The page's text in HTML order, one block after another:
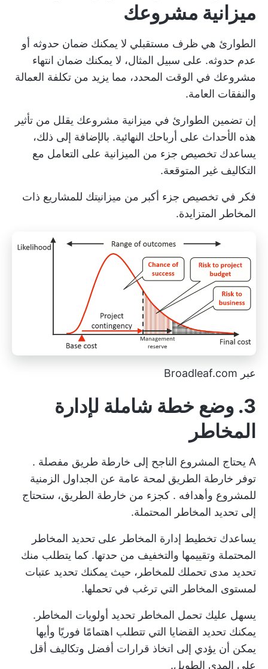
ميزانية مشروعك
الطوارئ هي ظرف مستقبلي لا يمكنك ضمان حدوثه أو
عدم حدوثه. على سبيل المثال، لا يمكنك ضمان انتهاء
مشروعك في الوقت المحدد، مما يزيد من تكلفة العمالة
والنفقات العامة.
إن تضمين الطوارئ في ميزانية مشروعك يقلل من تأثير
هذه الأحداث على أرباحك النهائية. بالإضافة إلى ذلك،
يساعدك تخصيص جزء من الميزانية على التعامل مع
التكاليف غير المتوقعة.
فكر في تخصيص جزء أكبر من ميزانيتك للمشاريع ذات
المخاطر المتزايدة.
عبر Broadleaf.com
3. وضع خطة شاملة لإدارة
المخاطر
A يحتاج المشروع الناجح إلى خارطة طريق مفصلة .
توفر خارطة الطريق لمحة عامة عن الجداول الزمنية
للمشروع وأهدافه . كجزء من خارطة الطريق، ستحتاج
إلى تحديد المخاطر المحتملة.
يساعدك تخطيط إدارة المخاطر على تحديد المخاطر
المحتملة وتقييمها والتخفيف من حدتها. كما يتطلب منك
تحديد مدى تحملك للمخاطر، حيث يمكنك تحديد عتبات
لمستوى المخاطر التي ترغب في تحملها.
يسهل عليك تحمل المخاطر تحديد أولويات المخاطر.
يمكنك تحديد القضايا التي تتطلب اهتمامًا فوريًا وأيها
يمكن أن يؤدي إلى اتخاذ قرارات أفضل وتكاليف أقل
على المدى الطويل.